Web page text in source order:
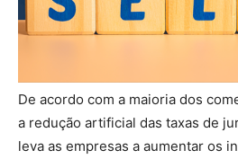
De acordo com a maioria dos
a redução artificial das taxas de
leva as empresas a aumentar os